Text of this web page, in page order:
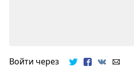
Войти через